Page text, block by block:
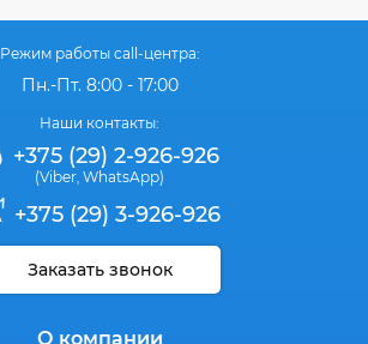
Режим работы call-центра:
Пн.-Пт. 8:00 - 17:00
Наши контакты:
+375 (29) 2-926-926
(Viber WhatsApp)
+375 (29) 3-926-926
Заказать звонок
О компании